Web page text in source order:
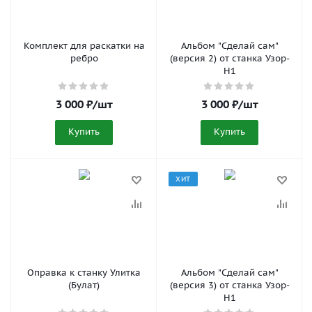
Комплект для раскатки на
ребро
3 000₽/шт
Купить
Альбом "Сделай сам"
(версия 2) от станка Узор-
Н1
3 000₽/шт
Купить
Оправка к станку Улитка
(Булат)
ХИТ
Альбом "Сделай сам"
(версия 3) от станка Узор-
Н1